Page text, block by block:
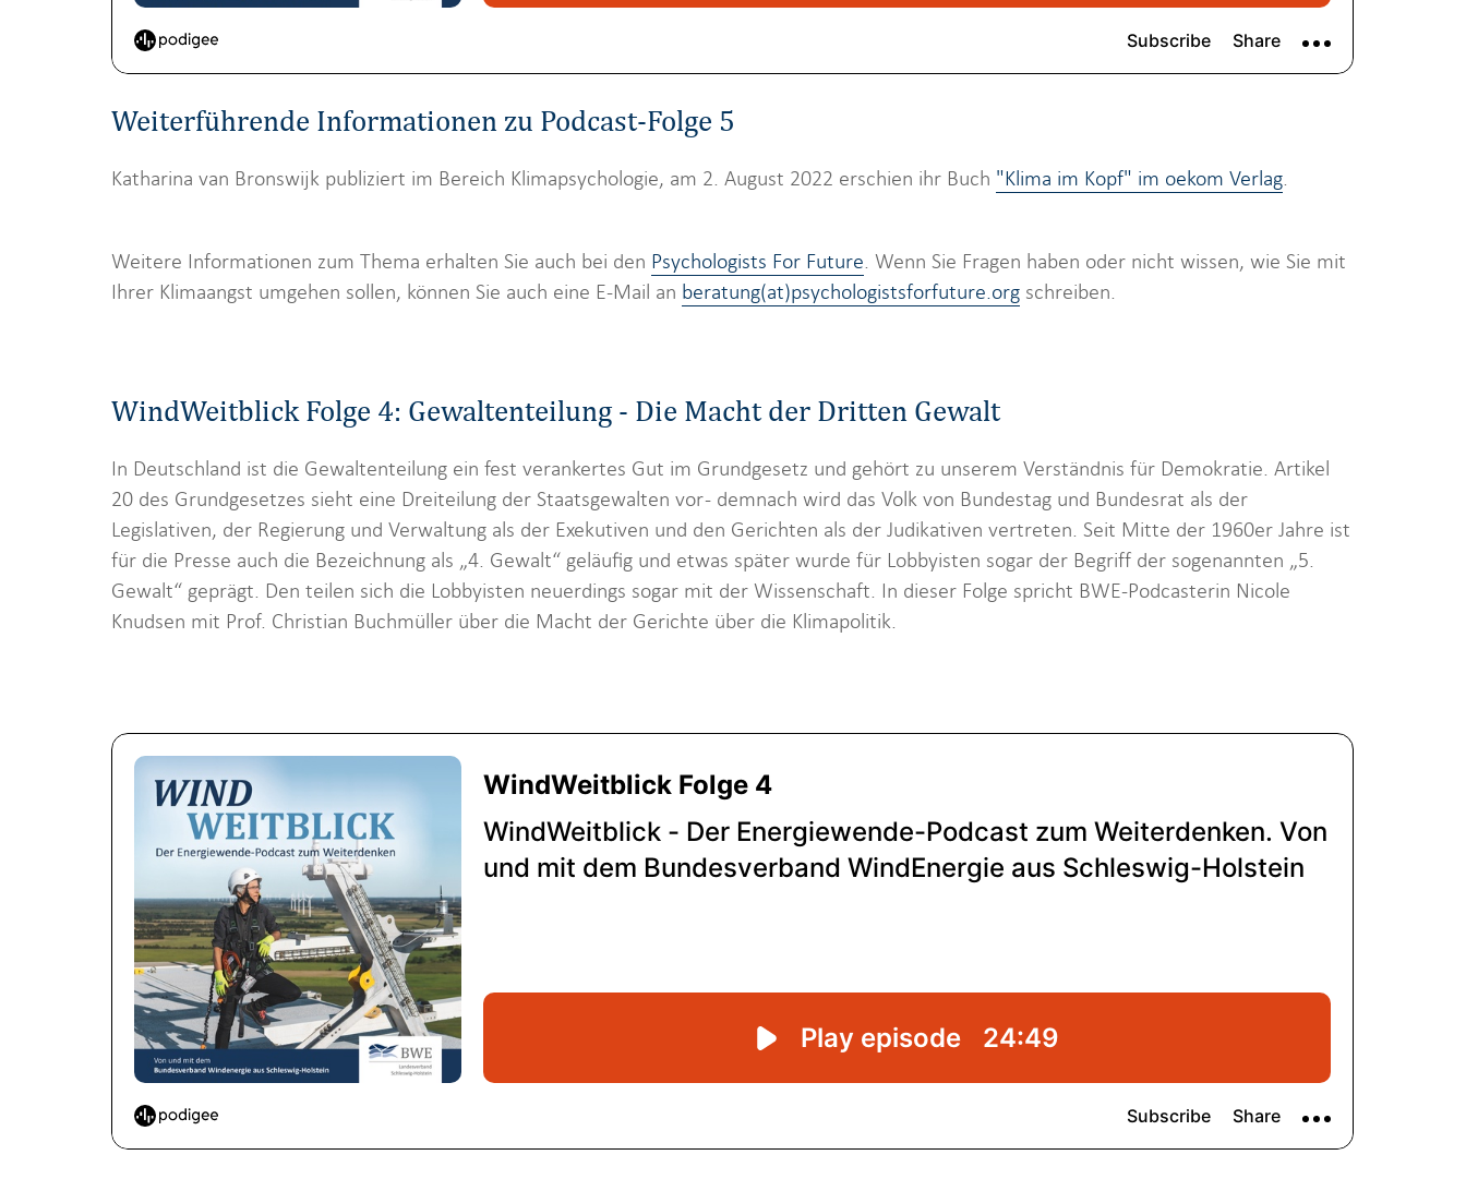
Weiterführende Informationen zu Podcast-Folge 5
Katharina van Bronswijk publiziert im Bereich Klimapsychologie, am 2. August 2022 erschien ihr Buch "Klima im Kopf" im oekom Verlag.
Weitere Informationen zum Thema erhalten Sie auch bei den Psychologists For Future. Wenn Sie Fragen haben oder nicht wissen, wie Sie mit
Ihrer Klimaangst umgehen sollen, können Sie auch eine E-Mail an beratung(at)psychologistsforfuture.org schreiben.
WindWeitblick Folge 4: Gewaltenteilung - Die Macht der Dritten Gewalt
In Deutschland ist die Gewaltenteilung ein fest verankertes Gut im Grundgesetz und gehört zu unserem Verständnis für Demokratie. Artikel
20 des Grundgesetzes sieht eine Dreiteilung der Staatsgewalten vor - demnach wird das Volk von Bundestag und Bundesrat als der
Legislativen, der Regierung und Verwaltung als der Exekutiven und den Gerichten als der Judikativen vertreten. Seit Mitte der 1960er Jahre ist
für die Presse auch die Bezeichnung als „4. Gewalt“ geläufig und etwas später wurde für Lobbyisten sogar der Begriff der sogenannten „5.
Gewalt“ geprägt. Den teilen sich die Lobbyisten neuerdings sogar mit der Wissenschaft. In dieser Folge spricht BWE-Podcasterin Nicole
Knudsen mit Prof. Christian Buchmüller über die Macht der Gerichte über die Klimapolitik.